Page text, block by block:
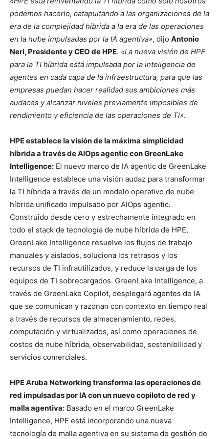
podemos hacerlo, catapultando a las organizaciones de la
era de la complejidad híbrida a la era de las operaciones
en la nube impulsadas por la IA agentiva», dijo Antonio
Neri, Presidente y CEO de HPE. «La nueva visión de HPE
para la TI híbrida está impulsada por la inteligencia de
agentes en cada capa de la infraestructura, para que las
empresas puedan hacer realidad sus ambiciones más
audaces y alcanzar niveles previamente imposibles de
rendimiento y eficiencia de las operaciones de TI».
HPE establece la visión de la máxima simplicidad
híbrida a través de AIOps agentic con GreenLake
Intelligence: El nuevo marco de IA agentic de GreenLake
Intelligence establece una visión audaz para transformar
la TI híbrida a través de un modelo operativo de nube
híbrida unificado impulsado por AIOps agentic.
Construido desde cero y estrechamente integrado en
todo el stack de tecnología de nube híbrida de HPE,
GreenLake Intelligence resuelve los flujos de trabajo
manuales y aislados, soluciona los retrasos y los
recursos de TI infrautilizados, y reduce la carga de los
equipos de TI sobrecargados. GreenLake Intelligence, a
través de GreenLake Copilot, desplegará agentes de IA
que se comunican y razonan con contexto en tiempo real
a través de recursos de almacenamiento, redes,
computación y virtualizados, así como operaciones de
costos de nube híbrida, observabilidad, sostenibilidad y
servicios comerciales.
HPE Aruba Networking transforma las operaciones de
red impulsadas por IA con un nuevo copiloto de red y
malla agentiva: Basado en el marco GreenLake
Intelligence, HPE está incorporando una nueva
tecnología de malla agentiva en su sistema de gestión de